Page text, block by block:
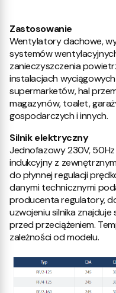
Zastosowanie
Wentylatory dachowe,
systemów
zanieczyszczenia
instalacjach
supermarketów, hal
magazynów, toalet,
gospodarczych i innych.
Silnik elektryczny
Jednofazowy 230V,
indukcyjny z
do płynnej regulacji
danymi technicznymi
producenta regulatory,
uzwojeniu silnika
przed przeciążeniem.
zależności od modelu.